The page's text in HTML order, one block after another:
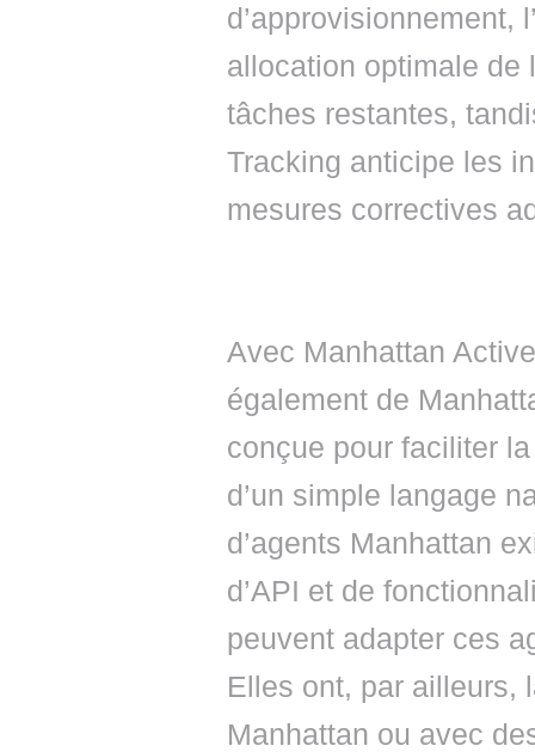
d’approvisionnement,
allocation optimale de
tâches restantes,
Tracking anticipe les
mesures correctives
Avec Manhattan
également de
conçue pour faciliter
d’un simple langage
d’agents Manhattan
d’API et de
peuvent adapter ces
Elles ont, par ailleurs,
Manhattan ou avec